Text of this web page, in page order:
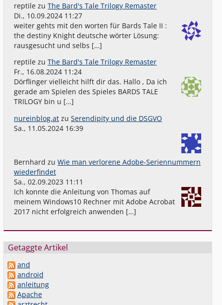
reptile zuThe Bard's Tale Trilogy Remaster
Di., 10.09.2024 11:27
weiter gehts mit den worten für Bards Tale II :
the destiny Knight deutsche wörter Lösung:
rausgesucht und selbs […]
reptile zuThe Bard's Tale Trilogy Remaster
Fr., 16.08.2024 11:24
Dörflinger vielleicht hilft dir das. Hallo , Da ich
gerade am Spielen des Spieles BARDS TALE
TRILOGY bin u […]
nureinblog.at zuSerendipity und die DSGVO
Sa., 11.05.2024 16:39
Bernhard zuWie man verlorene Adobe-Seriennummern
wiederfindet
Sa., 02.09.2023 11:11
Ich konnte die Anleitung von Thomas auf
meinem Windows10 Rechner mit Adobe Acrobat
2017 nicht erfolgreich anwenden […]
Getaggte Artikel
and
android
anleitung
Apache